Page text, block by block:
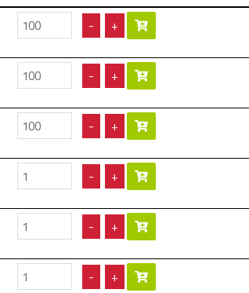
- +
- +
- +
- +
- +
- +